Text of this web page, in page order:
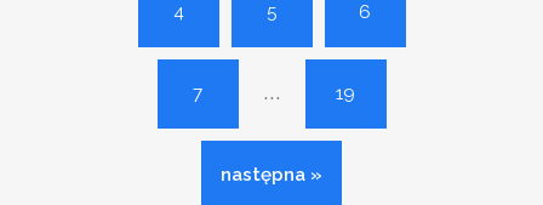
4 5 6
7 ... 19
następna »